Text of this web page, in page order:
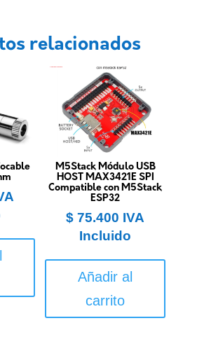
relacionados
M5Stack Módulo USB
HOST MAX3421E SPI
Compatible con M5Stack
ESP32
$ 75.400 IVA
Incluido
Añadir al
carrito